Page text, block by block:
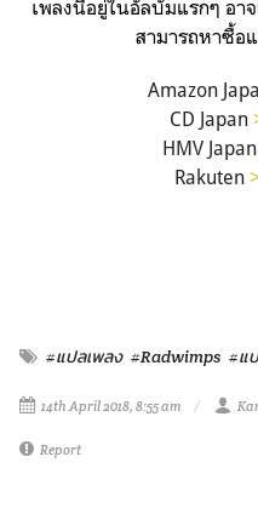
เพลงนี้อยู่ในอัลบั้มแรกๆ อ
สามารถหาซื้อ
Amazon
CD Japan
HMV Japan
Rakuten
#แปลเพลง #Radwimps #แ
14th April 2018, 8:55 am
Report